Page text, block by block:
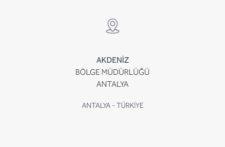
AKDENİZ
BÖLGE MÜDÜRLÜĞÜ
ANTALYA
ANTALYA - TÜRKİYE